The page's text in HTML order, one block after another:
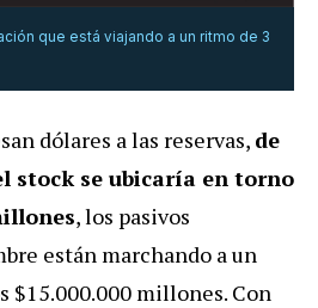
que está viajando a un ritmo de 3
dólares a las reservas, de
stock se ubicaría en torno
, los pasivos
están marchando a un
$15.000.000 millones. Con